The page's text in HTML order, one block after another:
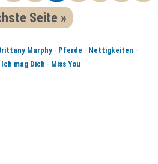
Seite »
Murphy - Pferde - Nettigkeiten -
Ich mag Dich - Miss You